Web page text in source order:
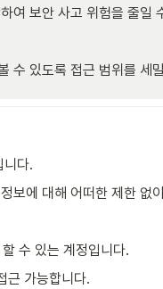
여 보안 사고 위험을 줄일
수 있도록 접근 범위를 세
니다.
보에 대해 어떠한 제한 없
수 있는 계정입니다.
근 가능합니다.